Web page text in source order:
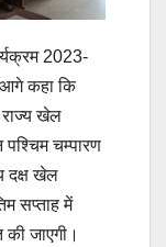
2023-
आगे कहा कि
राज्य खेल
पश्चिम चम्पारण
दक्ष खेल
सप्ताह में
जाएगी।